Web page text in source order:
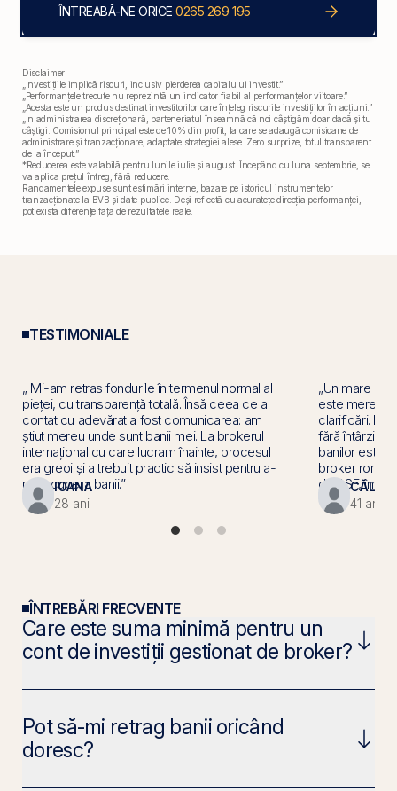
ÎNTREABĂ-NE ORICE0265 269 195
Disclaimer:
„Investițiile implică riscuri, inclusiv pierderea capitalului investit.”
„Performanțele trecute nu reprezintă un indicator fiabil al performanțelor viitoare.”
„Acesta este un produs destinat investitorilor care înțeleg riscurile investițiilor în acțiuni.”
„În administrarea discreționară, parteneriatul înseamnă că noi câștigăm doar dacă și tu
câștigi. Comisionul principal este de 10% din profit, la care se adaugă comisioane de
administrare și tranzacționare, adaptate strategiei alese. Zero surprize, totul transparent
de la început.”
*Reducerea este valabilă pentru lunile iulie și august. Începând cu luna septembrie, se
va aplica prețul întreg, fără reducere.
Randamentele expuse sunt estimări interne, bazate pe istoricul instrumentelor
tranzacționate la BVB și date publice. Deși reflectă cu acuratețe direcția performanței,
pot exista diferențe față de rezultatele reale.
TESTIMONIALE
„ Mi-am retras fondurile în termenul normal al
pieței, cu transparență totală. Însă ceea ce a
contat cu adevărat a fost comunicarea: am
știut mereu unde sunt banii mei. La brokerul
internațional cu care lucram înainte, procesul
era greoi și a trebuit practic să insist pentru a-
mi recupera banii.”
IOANA
28 ani
„Un mare
este mereu
clarificări.
fără întârzieri
banilor este
broker
de ASF, îmi
CĂLIN
41 ani
ÎNTREBĂRI FRECVENTE
Care este suma minimă pentru un
cont de investiții gestionat de broker?
Pot să-mi retrag banii oricând
doresc?